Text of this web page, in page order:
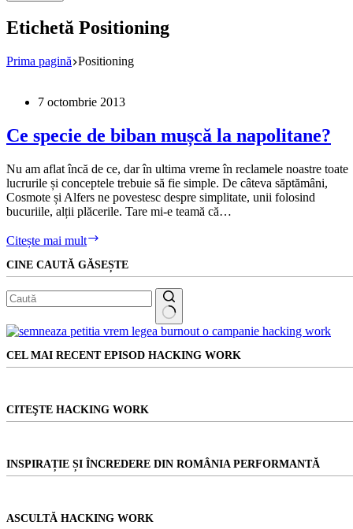
Etichetă Positioning
Prima pagină Positioning
7 octombrie 2013
Ce specie de biban mușcă la napolitane?
Nu am aflat încă de ce, dar în ultima vreme în reclamele noastre toate
lucrurile și conceptele trebuie să fie simple. De câteva săptămâni,
Cosmote și Alfers ne povestesc despre simplitate, unii folosind
bucuriile, alții plăcerile. Tare mi-e teamă că…
Citește mai mult
de
biban
mușcă
la
napolitane?
CINE CAUTĂ GĂSEȘTE
Niciun
CEL MAI RECENT EPISOD HACKING WORK
CITEŞTE HACKING WORK
INSPIRAȚIE ȘI ÎNCREDERE DIN ROMÂNIA PERFORMANTĂ
ASCULTĂ HACKING WORK